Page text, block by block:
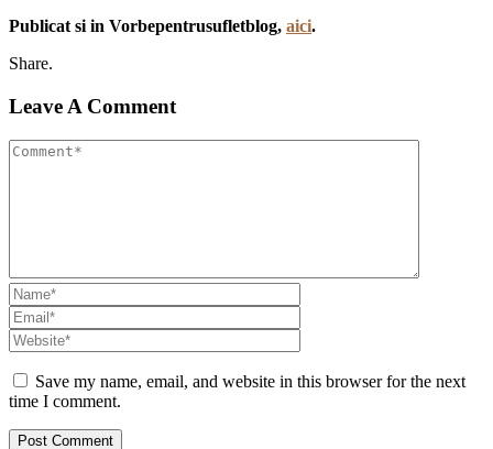
Publicat si in Vorbepentrusufletblog, aici.
Share.
Leave A Comment
Save my name, email, and website in this browser for the next
time I comment.